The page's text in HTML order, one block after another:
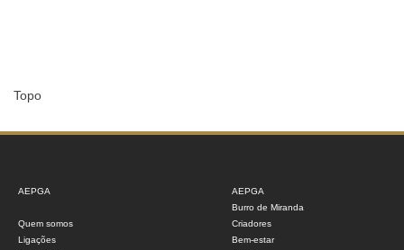
Topo
AEPGA
Quem somos
Ligações
AEPGA
Burro de Miranda
Criadores
Bem-estar